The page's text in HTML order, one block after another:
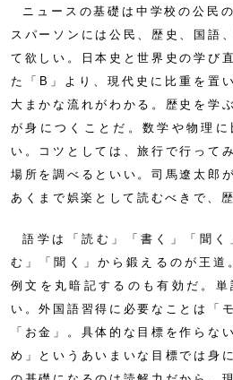
ニュースの基礎は中学校の公民
スパーソンには公民、歴史、国語
て欲しい。日本史と世界史の学び
た「B」より、現代史に比重を置
大まかな流れがわかる。歴史を学
が身につくことだ。数学や物理
い。コツとしては、旅行で行って
場所を調べるといい。司馬遼太郎
あくまで娯楽として読むべきで、
語学は「読む」「書く」「聞
む」「聞く」から鍛えるのが王
例文を丸暗記するのも有効だ。
い。外国語習得に必要なことは「
「お金」。具体的な目標を作らな
め」というあいまいな目標では身